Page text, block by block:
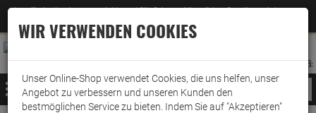
Jetzt für den Newsletter entscheiden und 5% Rabatt auf Ihre nächste Bestellung erhalten
–Zum Newsletter
ANMELDEN
AUFKLAPPEN
MERKZETTEL
WARENKORB:
MENÜ
WIR VERWENDEN COOKIES
Unser Online-Shop verwendet Cookies, die uns helfen, unser
Angebot zu verbessern und unseren Kunden den
bestmöglichen Service zu bieten. Indem Sie auf "Akzeptieren"